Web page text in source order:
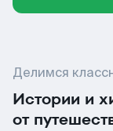
Делимся
Истории и
от